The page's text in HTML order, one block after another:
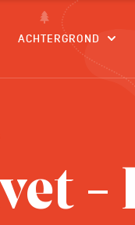
ACHTERGROND
-